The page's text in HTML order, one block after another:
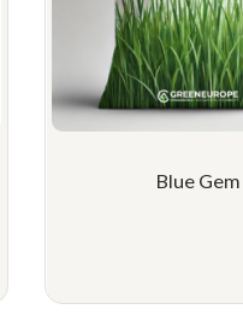
Blue Gem